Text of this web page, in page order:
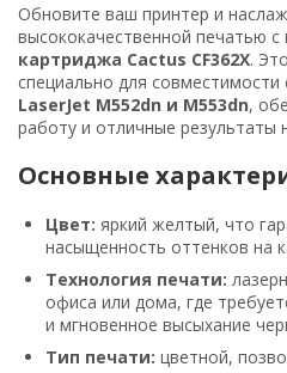
Обновите ваш принтер и
высококачественной печатью
картриджа Cactus CF362X.
специально для совместимости
LaserJet M552dn и M553dn,
работу и отличные результаты
Основные
Цвет: яркий желтый, что
насыщенность оттенков на
Технология печати:
офиса или дома, где
и мгновенное высыхание
Тип печати: цветной,